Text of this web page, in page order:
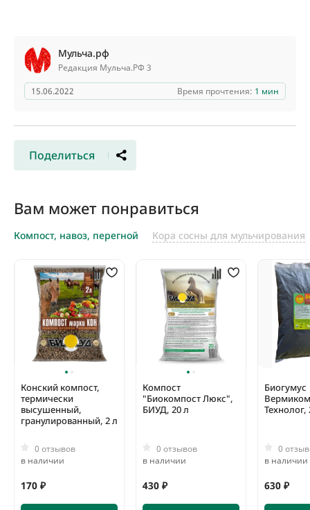
Мульча.рф
Редакция Мульча.РФ 3
15.06.2022
Время прочтения: 1 мин
Поделиться
Вам может понравиться
Компост, навоз, перегной Кора сосны для мульчирования
Конский компост,
термически
высушенный,
гранулированный, 2 л
0 отзывов
в наличии
170 ₽
Компост
"Биокомпост Люкс",
БИУД, 20 л
0 отзывов
в наличии
430 ₽
Биогумус
Технолог,
0
в наличии
630 ₽